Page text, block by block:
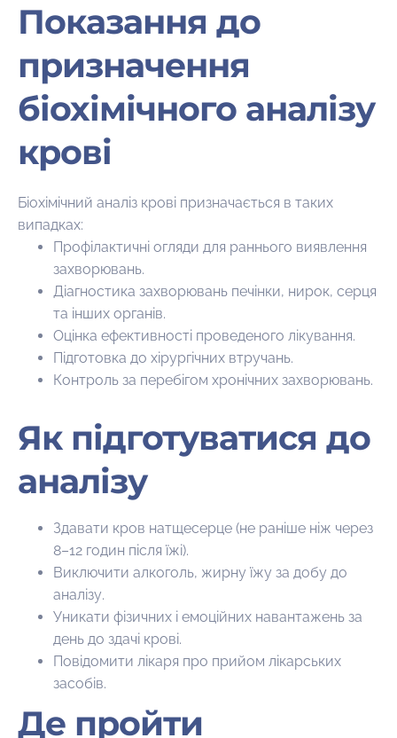
Показання до
призначення
біохімічного аналізу
крові
Біохімічний аналіз крові призначається в таких
випадках:
Профілактичні огляди для раннього виявлення
захворювань.
Діагностика захворювань печінки, нирок, серця
та інших органів.
Оцінка ефективності проведеного лікування.
Підготовка до хірургічних втручань.
Контроль за перебігом хронічних захворювань.
Як підготуватися до
аналізу
Здавати кров натщесерце (не раніше ніж через
8–12 годин після їжі).
Виключити алкоголь, жирну їжу за добу до
аналізу.
Уникати фізичних і емоційних навантажень за
день до здачі крові.
Повідомити лікаря про прийом лікарських
засобів.
Де пройти